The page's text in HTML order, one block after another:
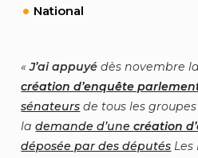
National
J’ai appuyé dès novembre
création d’enquête
sénateurs de tous les
lademande d’unecréation
déposée par des députés